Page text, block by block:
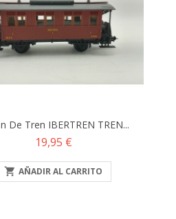
De Tren IBERTREN TREN...
Precio
19,95 €
 AÑADIR AL CARRITO